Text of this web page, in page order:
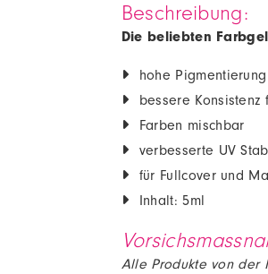
Beschreibung:
Die beliebten
hohe
bessere
Farben mischbar
verbesserte UV
für Fullcover und
Inhalt: 5ml
Alle Produkte von der